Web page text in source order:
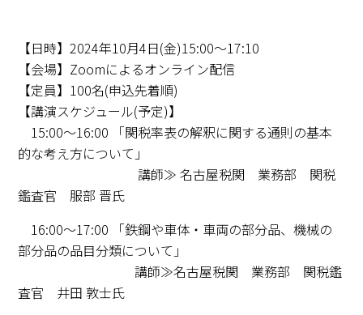
【日時】2024年10月4日(金)15:00～17:10
【会場】Zoomによるオンライン配信
【定員】100名(申込先着順)
【講演スケジュール(予定)】
15:00～16:00 「関税率表の解釈に関する通則の基本
的な考え方について」
講師≫ 名古屋税関 業務部 関税
鑑査官 服部 晋氏
16:00～17:00 「鉄鋼や車体・車両の部分品、機械の
部分品の品目分類について」
講師≫名古屋税関 業務部 関税鑑
査官 井田 敦士氏